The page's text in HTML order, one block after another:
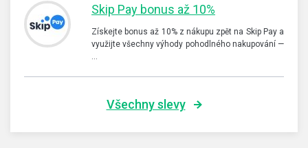
Skip Pay bonus až 10%
Získejte bonus až 10% z nákupu zpět na Skip Pay a
využijte všechny výhody pohodlného nakupování —
Všechny slevy